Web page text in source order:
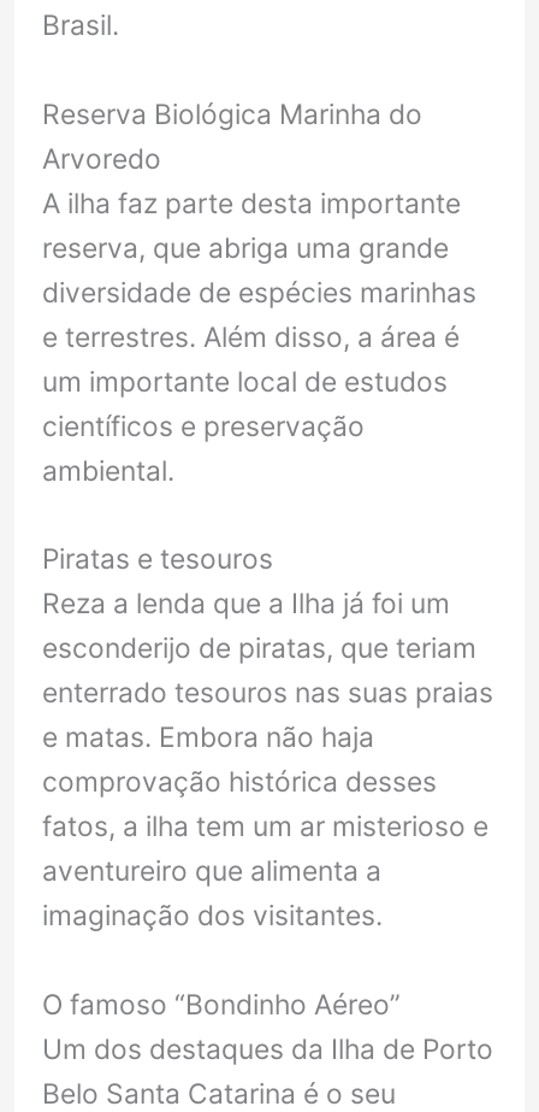
Brasil.
Reserva Biológica Marinha do
Arvoredo
A ilha faz parte desta importante
reserva, que abriga uma grande
diversidade de espécies marinhas
e terrestres. Além disso, a área é
um importante local de estudos
científicos e preservação
ambiental.
Piratas e tesouros
Reza a lenda que a Ilha já foi um
esconderijo de piratas, que teriam
enterrado tesouros nas suas praias
e matas. Embora não haja
comprovação histórica desses
fatos, a ilha tem um ar misterioso e
aventureiro que alimenta a
imaginação dos visitantes.
O famoso “Bondinho Aéreo”
Um dos destaques da Ilha de Porto
Belo Santa Catarina é o seu